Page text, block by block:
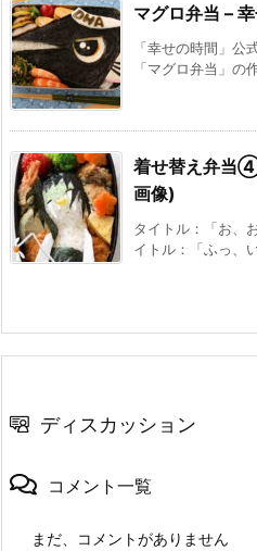
マグロ弁当 –
「幸せの時間」公
「マグロ弁当」の
着せ替え弁当
画像)
タイトル：「お、
イトル：「ふっ
ディスカッション
コメント一覧
まだ、コメントがありません